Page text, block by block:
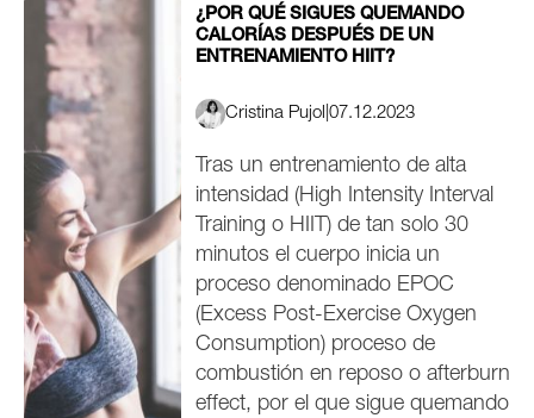
¿POR QUÉ SIGUES QUEMANDO
CALORÍAS DESPUÉS DE UN
ENTRENAMIENTO HIIT?
Cristina Pujol 07.12.2023
Tras un entrenamiento de alta
intensidad (High Intensity Interval
Training o HIIT) de tan solo 30
minutos el cuerpo inicia un
proceso denominado EPOC
(Excess Post-Exercise Oxygen
Consumption) proceso de
combustión en reposo o afterburn
effect, por el que sigue quemando